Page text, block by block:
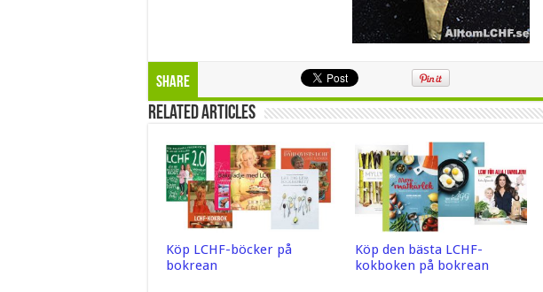
Share
Related Articles
Köp LCHF-böcker på
bokrean
Köp den bästa LCHF-
kokboken på bokrean